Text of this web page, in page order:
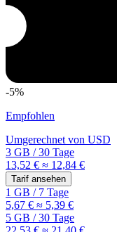
-5%
Empfohlen
Umgerechnet von USD
3 GB /30 Tage
13,52 € ≈ 12,84 €
Tarif ansehen
1 GB /7 Tage
5,67 € ≈ 5,39 €
5 GB /30 Tage